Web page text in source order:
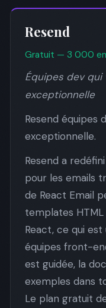
Resend
Gratuit — 3 000
Équipes dev qui
exceptionnelle
Resend équipes
exceptionnelle.
Resend a
pour les emails
de React Email
templates
React, ce qui
équipes front-
est guidée, la
exemples dans
Le plan gratuit